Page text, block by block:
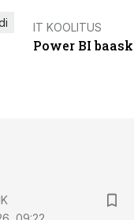
IT KOOLITUS
Power BI